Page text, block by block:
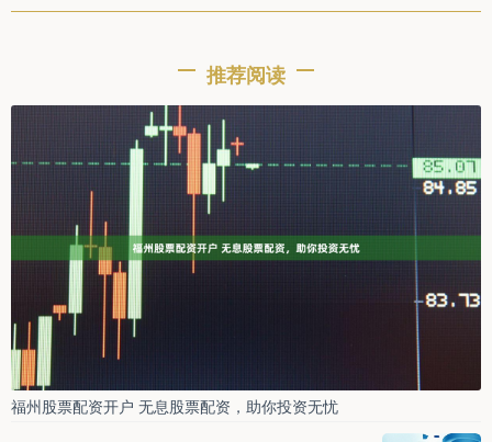
推荐阅读
福州股票配资开户 无息股票配资，助你投资无忧